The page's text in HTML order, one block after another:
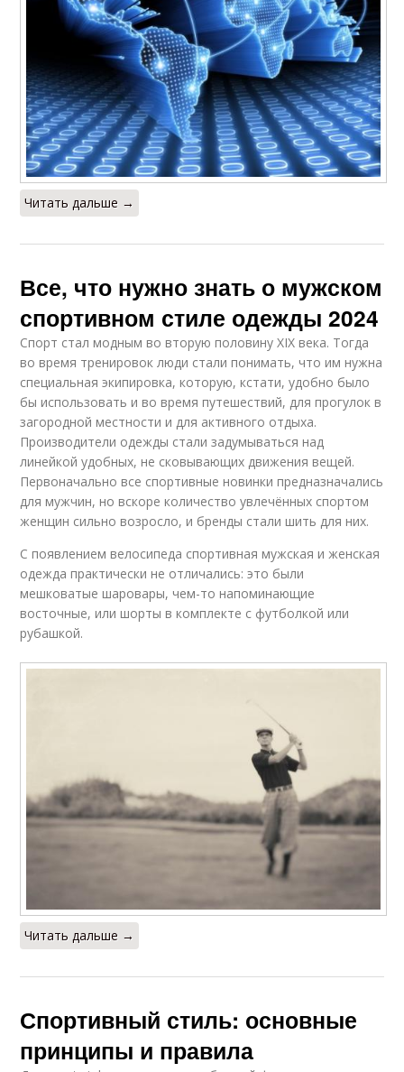
Читать дальше →
Все, что нужно знать о мужском
спортивном стиле одежды 2024
Спорт стал модным во вторую половину XIX века. Тогда
во время тренировок люди стали понимать, что им нужна
специальная экипировка, которую, кстати, удобно было
бы использовать и во время путешествий, для прогулок в
загородной местности и для активного отдыха.
Производители одежды стали задумываться над
линейкой удобных, не сковывающих движения вещей.
Первоначально все спортивные новинки предназначались
для мужчин, но вскоре количество увлечённых спортом
женщин сильно возросло, и бренды стали шить для них.
С появлением велосипеда спортивная мужская и женская
одежда практически не отличались: это были
мешковатые шаровары, чем-то напоминающие
восточные, или шорты в комплекте с футболкой или
рубашкой.
Читать дальше →
Спортивный стиль: основные
принципы и правила